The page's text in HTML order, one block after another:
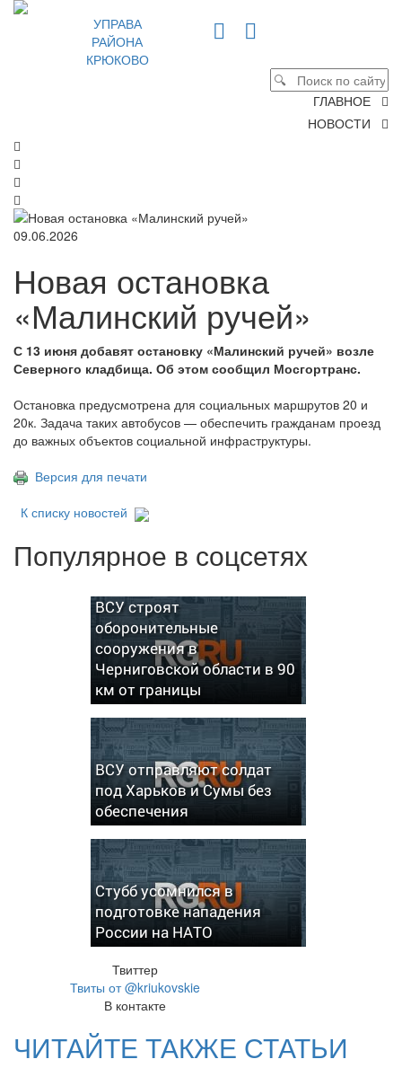
УПРАВА
РАЙОНА
КРЮКОВО
ГЛАВНОЕ
НОВОСТИ
09.06.2026
Новая остановка
«Малинский ручей»
С 13 июня добавят остановку «Малинский ручей» возле
Северного кладбища. Об этом сообщил Мосгортранс.
Остановка предусмотрена для социальных маршрутов 20 и
20к. Задача таких автобусов — обеспечить гражданам проезд
до важных объектов социальной инфраструктуры.
Версия для печати
К списку новостей
Популярное в соцсетях
ВСУ строят
оборонительные
сооружения в
Черниговской области в 90
км от границы
ВСУ отправляют солдат
под Харьков и Сумы без
обеспечения
Стубб усомнился в
подготовке нападения
России на НАТО
Твиттер
Твиты от @kriukovskie
В контакте
ЧИТАЙТЕ ТАКЖЕ СТАТЬИ